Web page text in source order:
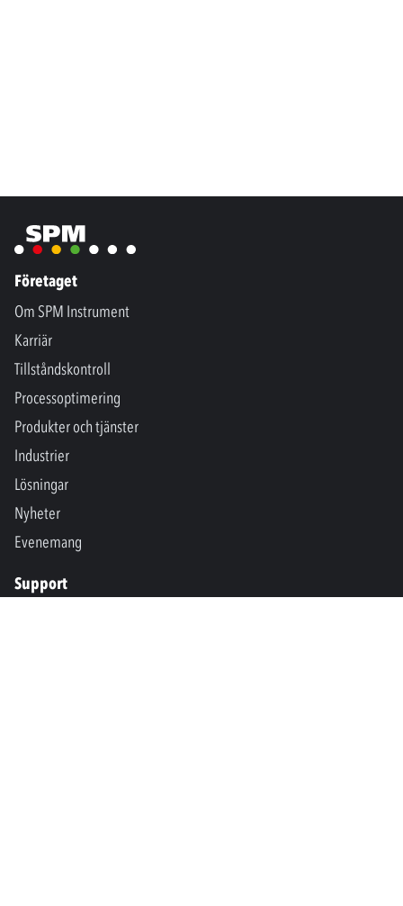
Företaget
Om SPM Instrument
Karriär
Tillståndskontroll
Processoptimering
Produkter och tjänster
Industrier
Lösningar
Nyheter
Evenemang
Support